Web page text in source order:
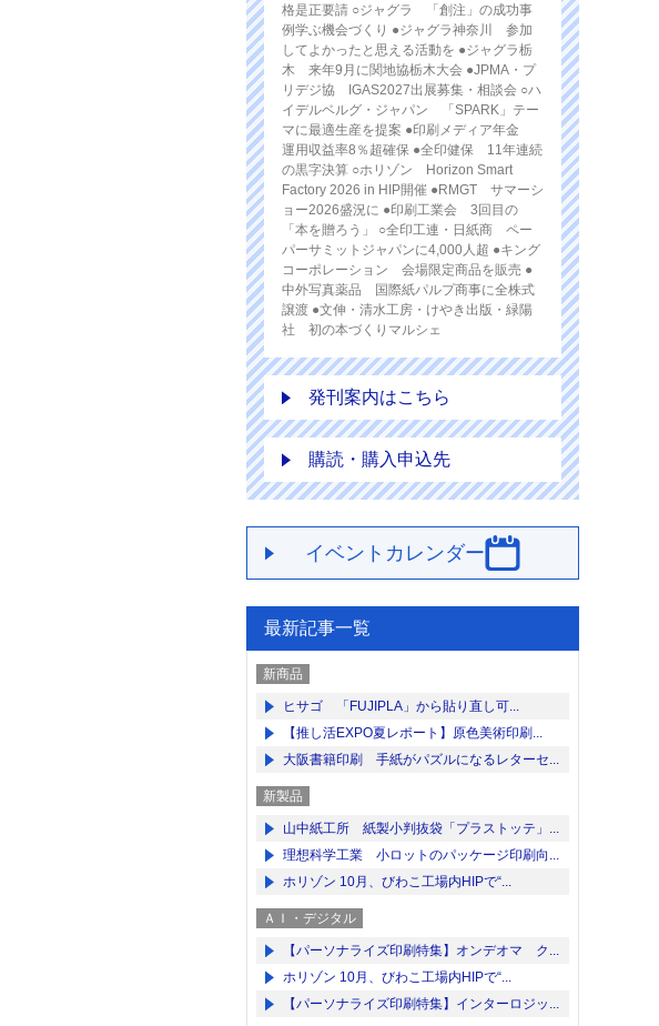
格是正要請 ○ジャグラ 「創注」の成功事
例学ぶ機会づくり ●ジャグラ神奈川 参加
してよかったと思える活動を ●ジャグラ栃
木 来年9月に関地協栃木大会 ●JPMA・プ
リデジ協 IGAS2027出展募集・相談会 ○ハ
イデルベルグ・ジャパン 「SPARK」テー
マに最適生産を提案 ●印刷メディア年金
運用収益率8％超確保 ●全印健保 11年連続
の黒字決算 ○ホリゾン Horizon Smart
Factory 2026 in HIP開催 ●RMGT サマーシ
ョー2026盛況に ●印刷工業会 3回目の
「本を贈ろう」 ○全印工連・日紙商 ペー
パーサミットジャパンに4,000人超 ●キング
コーポレーション 会場限定商品を販売 ●
中外写真薬品 国際紙パルプ商事に全株式
譲渡 ●文伸・清水工房・けやき出版・緑陽
社 初の本づくりマルシェ
発刊案内はこちら
購読・購入申込先
イベントカレンダー
最新記事一覧
新商品
ヒサゴ 「FUJIPLA」から貼り直し可...
【推し活EXPO夏レポート】原色美術印刷...
大阪書籍印刷 手紙がパズルになるレターセ...
新製品
山中紙工所 紙製小判抜袋「プラストッテ」...
理想科学工業 小ロットのパッケージ印刷向...
ホリゾン 10月、びわこ工場内HIPで“...
ＡＩ・デジタル
【パーソナライズ印刷特集】オンデオマ ク...
ホリゾン 10月、びわこ工場内HIPで“...
【パーソナライズ印刷特集】インターロジッ...